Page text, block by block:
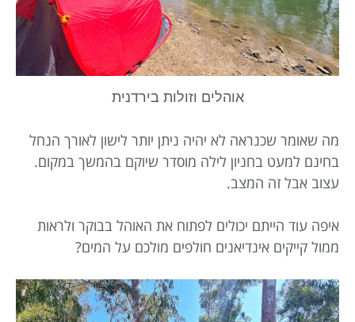
אוהלים וזולות בירדנית
מה שאומר שכנראה לא יהיה ניתן יותר לישון לאורך הנחל
בחינם למעט בחניון לילה מוסדר שיוקם בהמשך במקום.
עצוב אבל זה המצב.
איפה עוד הייתם יכולים לפתוח את האוהל בבוקר ולראות
ממול קייקים אינדיאנים חולפים מולכם על המים?